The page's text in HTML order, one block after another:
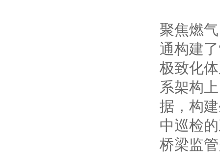
聚焦燃
通构建
极致化
系架构
据，构
中巡检
桥梁监